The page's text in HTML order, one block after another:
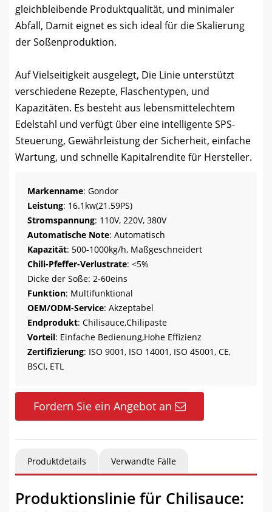
gleichbleibende Produktqualität, und minimaler
Abfall, Damit eignet es sich ideal für die Skalierung
der Soßenproduktion.
Auf Vielseitigkeit ausgelegt, Die Linie unterstützt
verschiedene Rezepte, Flaschentypen, und
Kapazitäten. Es besteht aus lebensmittelechtem
Edelstahl und verfügt über eine intelligente SPS-
Steuerung, Gewährleistung der Sicherheit, einfache
Wartung, und schnelle Kapitalrendite für Hersteller.
Markenname: Gondor
Leistung: 16.1kw(21.59PS)
Stromspannung: 110V, 220V, 380V
Automatische Note: Automatisch
Kapazität: 500-1000kg/h, Maßgeschneidert
Chili-Pfeffer-Verlustrate: <5%
Dicke der Soße: 2-60eins
Funktion: Multifunktional
OEM/ODM-Service: Akzeptabel
Endprodukt: Chilisauce,Chilipaste
Vorteil: Einfache Bedienung,Hohe Effizienz
Zertifizierung: ISO 9001, ISO 14001, ISO 45001, CE,
BSCI, ETL
Fordern Sie ein Angebot an
Produktdetails Verwandte Fälle
Produktionslinie für Chilisauce: